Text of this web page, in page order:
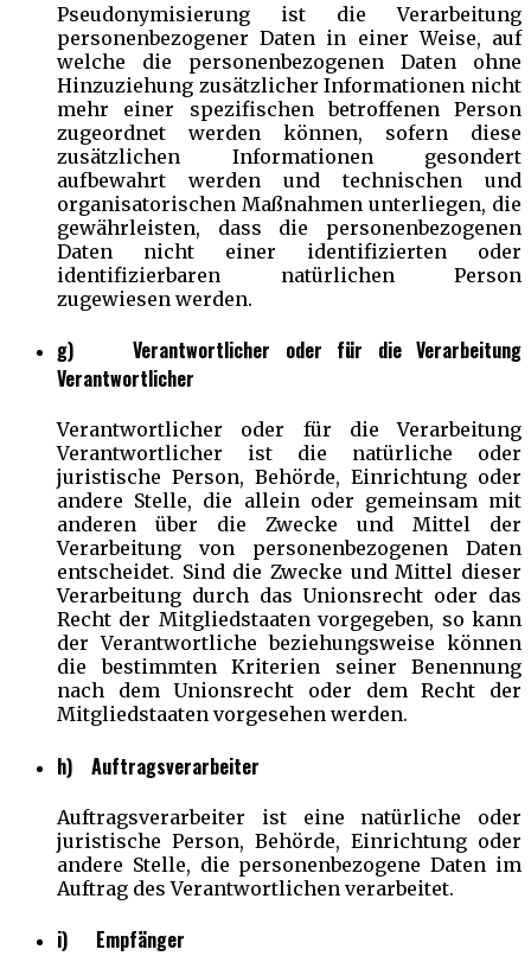
Pseudonymisierung ist die Verarbeitung
personenbezogener Daten in einer Weise, auf
welche die personenbezogenen Daten ohne
Hinzuziehung zusätzlicher Informationen nicht
mehr einer spezifischen betroffenen Person
zugeordnet werden können, sofern diese
zusätzlichen Informationen gesondert
aufbewahrt werden und technischen und
organisatorischen Maßnahmen unterliegen, die
gewährleisten, dass die personenbezogenen
Daten nicht einer identifizierten oder
identifizierbaren natürlichen Person
zugewiesen werden.
g) Verantwortlicher oder für die Verarbeitung
Verantwortlicher
Verantwortlicher oder für die Verarbeitung
Verantwortlicher ist die natürliche oder
juristische Person, Behörde, Einrichtung oder
andere Stelle, die allein oder gemeinsam mit
anderen über die Zwecke und Mittel der
Verarbeitung von personenbezogenen Daten
entscheidet. Sind die Zwecke und Mittel dieser
Verarbeitung durch das Unionsrecht oder das
Recht der Mitgliedstaaten vorgegeben, so kann
der Verantwortliche beziehungsweise können
die bestimmten Kriterien seiner Benennung
nach dem Unionsrecht oder dem Recht der
Mitgliedstaaten vorgesehen werden.
h) Auftragsverarbeiter
Auftragsverarbeiter ist eine natürliche oder
juristische Person, Behörde, Einrichtung oder
andere Stelle, die personenbezogene Daten im
Auftrag des Verantwortlichen verarbeitet.
i) Empfänger